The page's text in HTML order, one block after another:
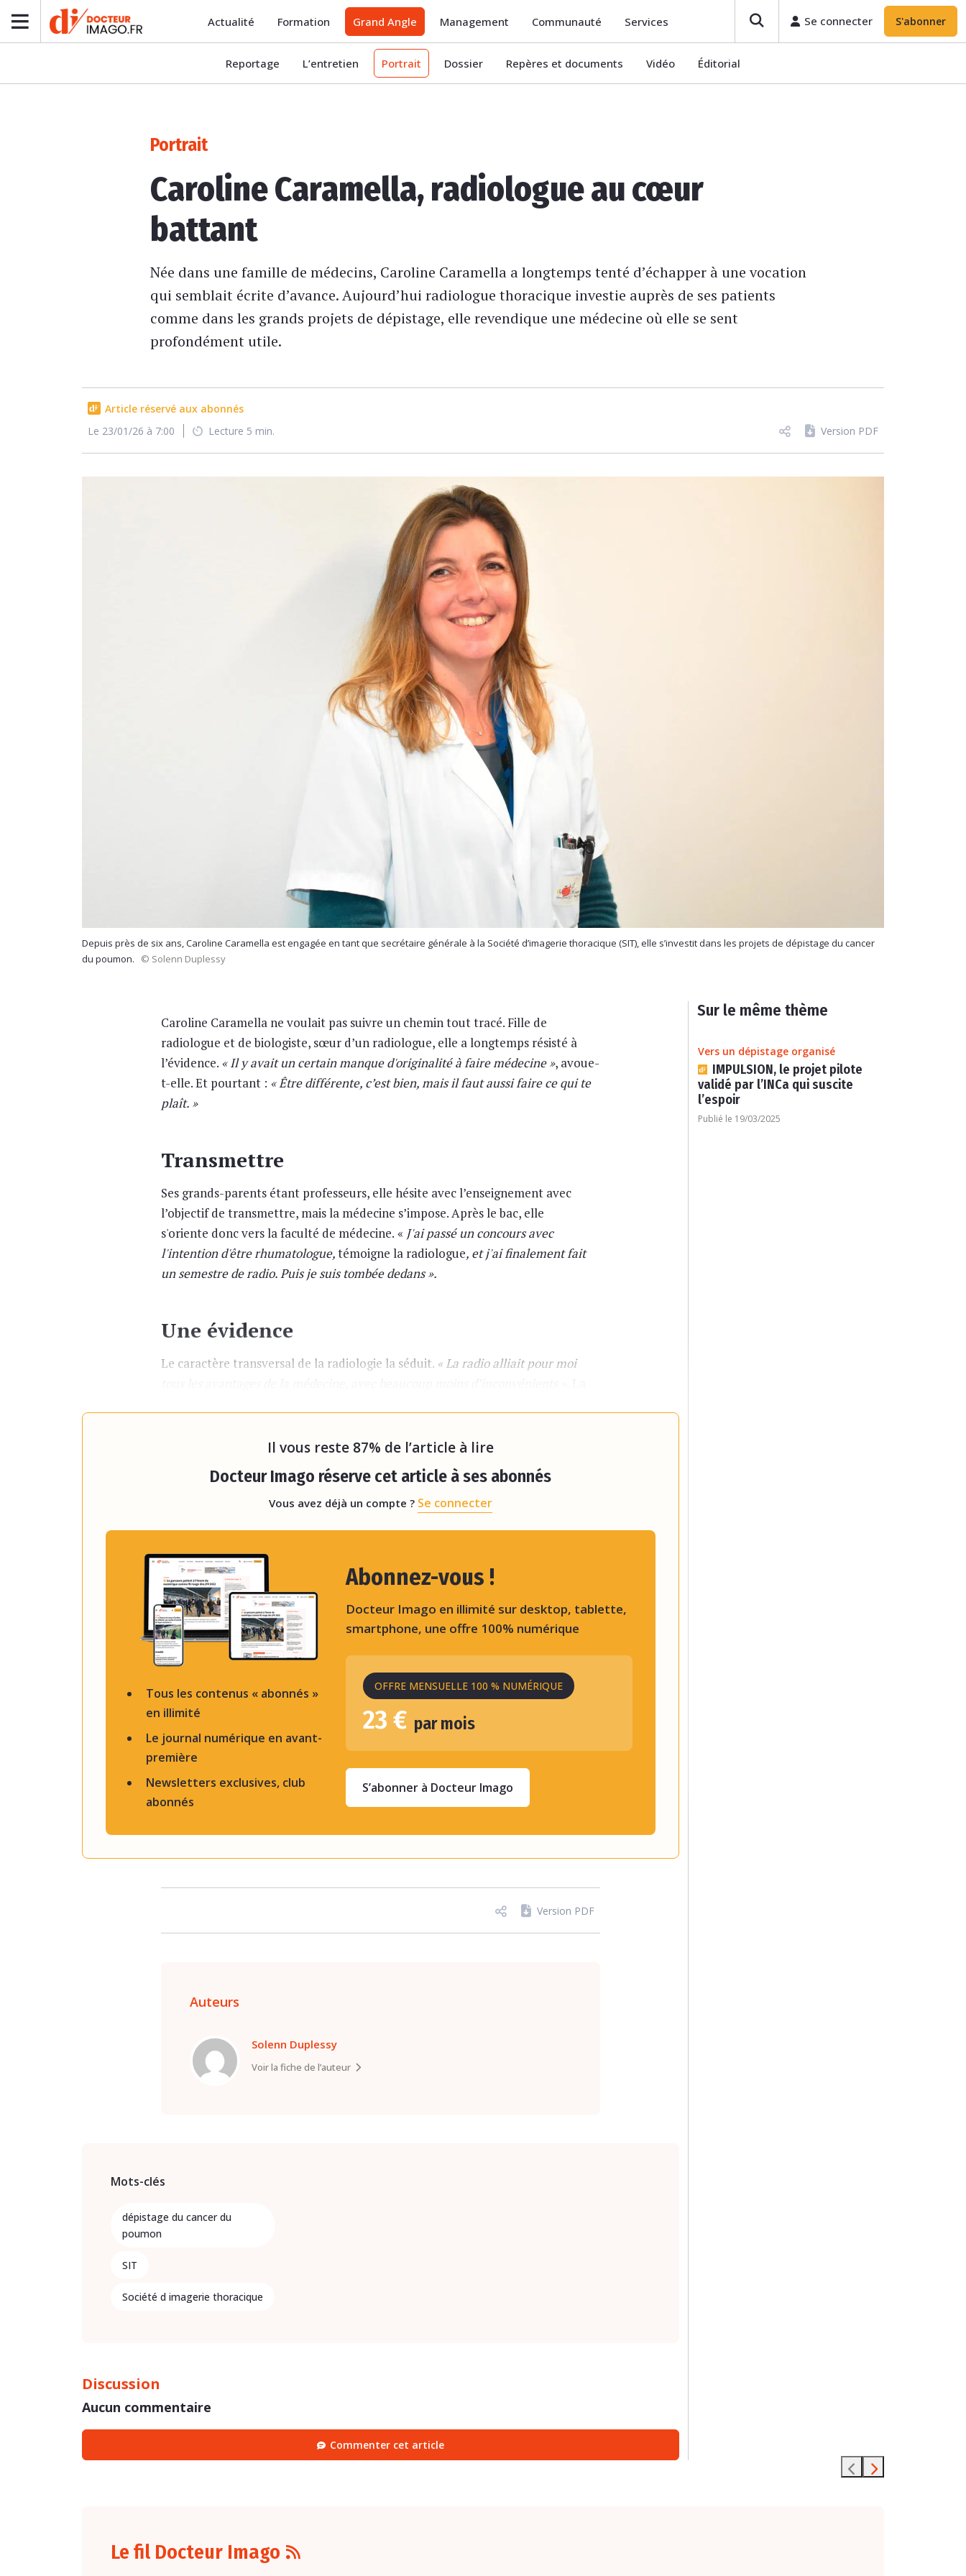
Actualité Formation Grand Angle Management Communauté Services Se connecter S'abonner
Reportage L’entretien Portrait Dossier Repères et documents Vidéo Éditorial
Portrait
Caroline Caramella, radiologue au cœur
battant
Née dans une famille de médecins, Caroline Caramella a longtemps tenté d’échapper à une vocation
qui semblait écrite d’avance. Aujourd’hui radiologue thoracique investie auprès de ses patients
comme dans les grands projets de dépistage, elle revendique une médecine où elle se sent
profondément utile.
Article réservé aux abonnés
Le 23/01/26 à 7:00
Lecture 5 min. Version PDF
Depuis près de six ans, Caroline Caramella est engagée en tant que secrétaire générale à la Société d’imagerie thoracique (SIT), elle s’investit dans les projets de dépistage du cancer
du poumon.
© Solenn Duplessy
Caroline Caramella ne voulait pas suivre un chemin tout tracé. Fille de
radiologue et de biologiste, sœur d’un radiologue, elle a longtemps résisté à
l’évidence. « Il y avait un certain manque d'originalité à faire médecine », avoue-
t-elle. Et pourtant : « Être différente, c’est bien, mais il faut aussi faire ce qui te
plaît. »
Transmettre
Ses grands-parents étant professeurs, elle hésite avec l’enseignement avec
l’objectif de transmettre, mais la médecine s’impose. Après le bac, elle
s'oriente donc vers la faculté de médecine. « J'ai passé un concours avec
l'intention d'être rhumatologue,témoigne la radiologue, et j'ai finalement fait
un semestre de radio. Puis je suis tombée dedans ».
Une évidence
Le caractère transversal de la radiologie la séduit. « La radio alliait pour moi
Il vous reste 87% de l’article à lire
Docteur Imago réserve cet article à ses abonnés
Vous avez déjà un compte ? Se connecter
Tous les contenus « abonnés »
en illimité
Le journal numérique en avant-
première
Newsletters exclusives, club
abonnés
Abonnez-vous !
Docteur Imago en illimité sur desktop, tablette,
smartphone, une offre 100% numérique
OFFRE MENSUELLE 100 % NUMÉRIQUE
23 € par mois
S’abonner à Docteur Imago
Version PDF
Auteurs
Solenn Duplessy
Voir la fiche de l’auteur
Mots-clés
dépistage du cancer du
poumon
SIT
Société d imagerie thoracique
Discussion
Aucun commentaire
Commenter cet article
Sur le même thème
Vers un dépistage organisé
IMPULSION, le projet pilote
validé par l’INCa qui suscite
l’espoir
Publié le 19/03/2025
Le fil Docteur Imago